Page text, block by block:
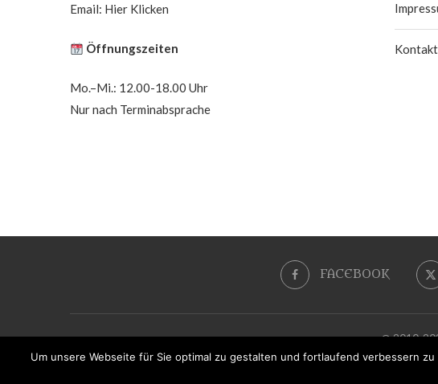
Email: Hier Klicken
Öffnungszeiten
Mo.–Mi.: 12.00-18.00 Uhr
Nur nach Terminabsprache
Kontakt
FACEBOOK
@ 2010-
Um unsere Webseite für Sie optimal zu gestalten und fortlaufend verbessern